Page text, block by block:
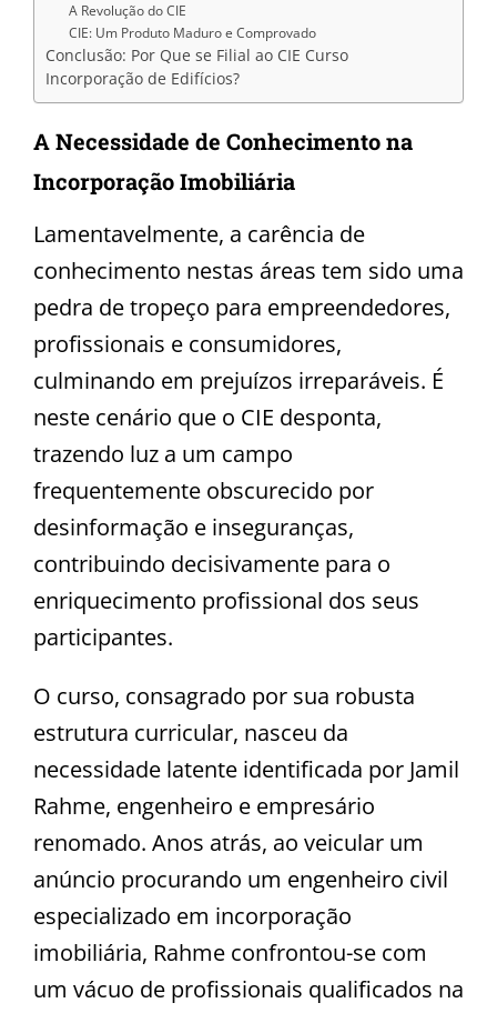
A Revolução do CIE
CIE: Um Produto Maduro e Comprovado
Conclusão: Por Que se Filial ao CIE Curso
Incorporação de Edifícios?
A Necessidade de Conhecimento na
Incorporação Imobiliária
Lamentavelmente, a carência de
conhecimento nestas áreas tem sido uma
pedra de tropeço para empreendedores,
profissionais e consumidores,
culminando em prejuízos irreparáveis. É
neste cenário que o CIE desponta,
trazendo luz a um campo
frequentemente obscurecido por
desinformação e inseguranças,
contribuindo decisivamente para o
enriquecimento profissional dos seus
participantes.
O curso, consagrado por sua robusta
estrutura curricular, nasceu da
necessidade latente identificada por Jamil
Rahme, engenheiro e empresário
renomado. Anos atrás, ao veicular um
anúncio procurando um engenheiro civil
especializado em incorporação
imobiliária, Rahme confrontou-se com
um vácuo de profissionais qualificados na